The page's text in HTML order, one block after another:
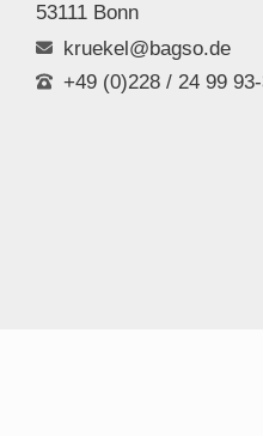
53111 Bonn
kruekel@bagso.de
+49 (0)228 / 24 99